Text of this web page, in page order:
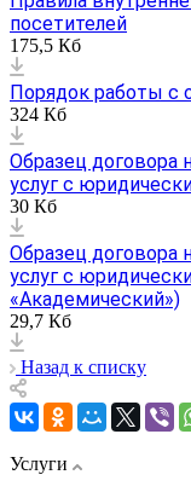
посетителей
175,5 Кб
Порядок работы с
324 Кб
Образец договора
услуг с
30 Кб
Образец договора
услуг с
«Академический»)
29,7 Кб
Назад к списку
Услуги